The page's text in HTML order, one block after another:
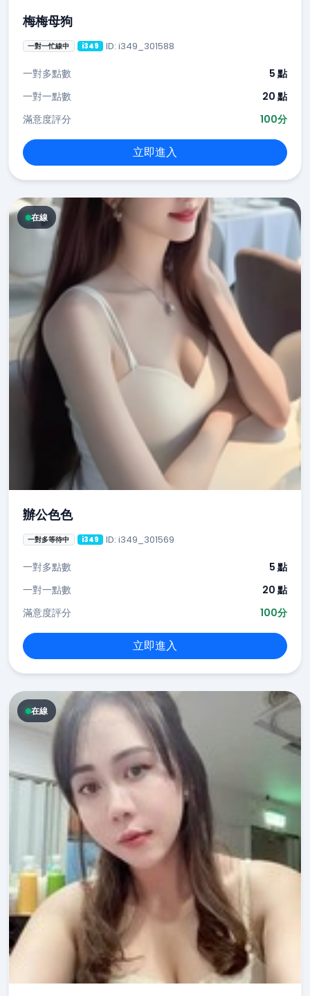
梅梅母狗
一對一忙線中 i349 ID: i349_301588
一對多點數
5 點
一對一點數
20 點
滿意度評分
100分
立即進入
在線
辦公色色
一對多等待中 i349 ID: i349_301569
一對多點數
5 點
一對一點數
20 點
滿意度評分
100分
立即進入
在線